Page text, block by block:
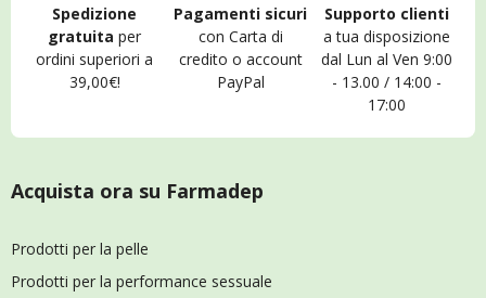
Spedizione
gratuita per
ordini superiori a
39,00€!
Pagamenti sicuri
con Carta di
credito o account
PayPal
Supporto clienti
a tua disposizione
dal Lun al Ven 9:00
- 13.00 / 14:00 -
17:00
Acquista ora su Farmadep
Prodotti per la pelle
Prodotti per la performance sessuale